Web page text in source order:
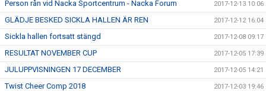
Person rån vid Nacka Sportcentrum - Nacka Forum 2017-12-13 10:06
GLÄDJE BESKED SICKLA HALLEN ÄR REN 2017-12-12 16:04
Sickla hallen fortsatt stängd 2017-12-08 09:17
RESULTAT NOVEMBER CUP 2017-12-05 17:39
JULUPPVISNINGEN 17 DECEMBER 2017-12-05 14:21
Twist Cheer Comp 2018 2017-12-03 19:46